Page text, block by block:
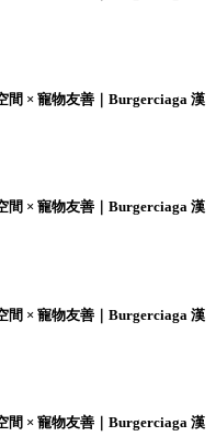
間 × 寵物友善｜Burgerciaga 漢
間 × 寵物友善｜Burgerciaga 漢
間 × 寵物友善｜Burgerciaga 漢
間 × 寵物友善｜Burgerciaga 漢